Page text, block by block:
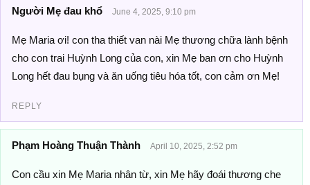
Người Mẹ đau khổ June 4, 2025, 9:10 pm
Mẹ Maria ơi! con tha thiết van nài Mẹ thương chữa lành bệnh
cho con trai Huỳnh Long của con, xin Mẹ ban ơn cho Huỳnh
Long hết đau bụng và ăn uống tiêu hóa tốt, con cảm ơn Mẹ!
REPLY
Phạm Hoàng Thuận Thành April 10, 2025, 2:52 pm
Con cầu xin Mẹ Maria nhân từ, xin Mẹ hãy đoái thương che